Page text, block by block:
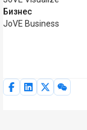
Бизнес
JoVE Business